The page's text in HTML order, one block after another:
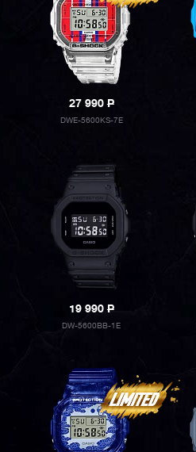
27 990P
DWE-5600KS-7E
19 990P
DW-5600BB-1E